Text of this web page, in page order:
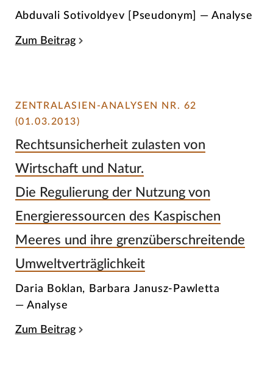
Abduvali Sotivoldyev [Pseudonym] — Analyse
Zum Beitrag
ZENTRALASIEN-ANALYSEN NR. 62
(01.03.2013)
Rechtsunsicherheit zulasten von
Wirtschaft und Natur.
Die Regulierung der Nutzung von
Energieressourcen des Kaspischen
Meeres und ihre grenzüberschreitende
Umweltverträglichkeit
Daria Boklan, Barbara Janusz-Pawletta
— Analyse
Zum Beitrag